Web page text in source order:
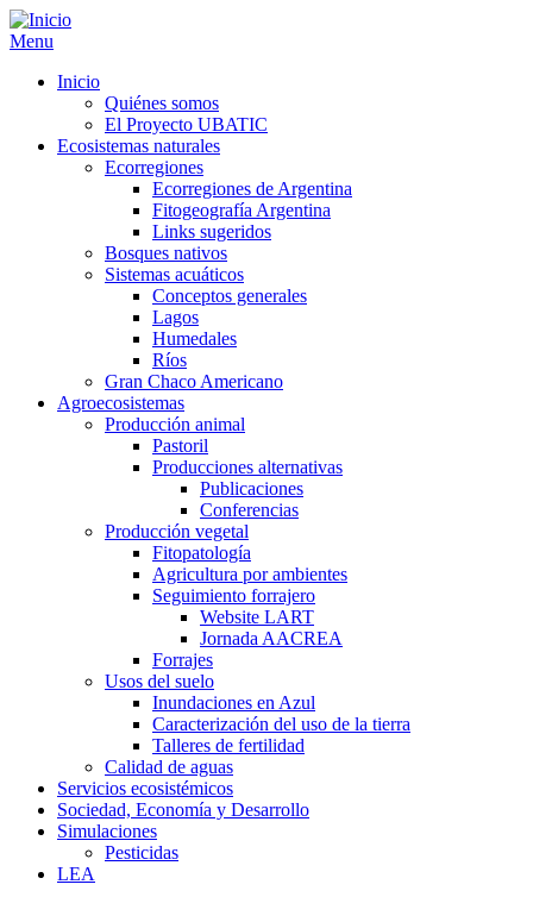
Menu
Inicio
Quiénes somos
El Proyecto UBATIC
Ecosistemas naturales
Ecorregiones
Ecorregiones de Argentina
Fitogeografía Argentina
Links sugeridos
Bosques nativos
Sistemas acuáticos
Conceptos generales
Lagos
Humedales
Ríos
Gran Chaco Americano
Agroecosistemas
Producción animal
Pastoril
Producciones alternativas
Publicaciones
Conferencias
Producción vegetal
Fitopatología
Agricultura por ambientes
Seguimiento forrajero
Website LART
Jornada AACREA
Forrajes
Usos del suelo
Inundaciones en Azul
Caracterización del uso de la tierra
Talleres de fertilidad
Calidad de aguas
Servicios ecosistémicos
Sociedad, Economía y Desarrollo
Simulaciones
Pesticidas
LEA